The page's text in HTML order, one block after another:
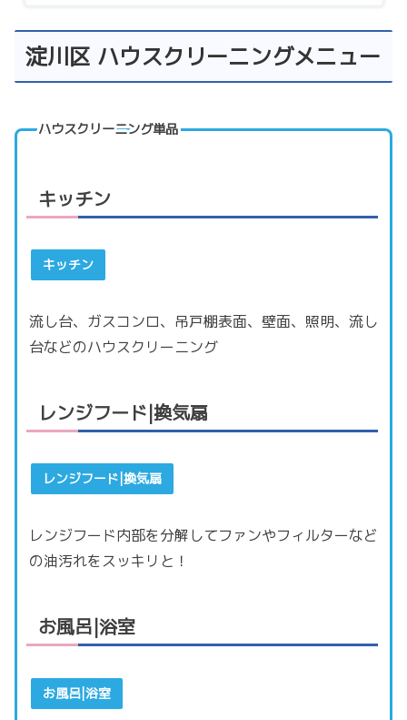
淀川区 ハウスクリーニングメニュー
ハウスクリーニング単品
キッチン
キッチン
流し台、ガスコンロ、吊戸棚表面、壁面、照明、流し
台などのハウスクリーニング
レンジフード|換気扇
レンジフード|換気扇
レンジフード内部を分解してファンやフィルターなど
の油汚れをスッキリと！
お風呂|浴室
お風呂|浴室